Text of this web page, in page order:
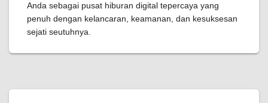
Anda sebagai pusat hiburan digital tepercaya yang
penuh dengan kelancaran, keamanan, dan kesuksesan
sejati seutuhnya.